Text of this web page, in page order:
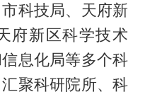
科技局、天府新
府新区科学技术
息化局等多个科
聚科研院所、科